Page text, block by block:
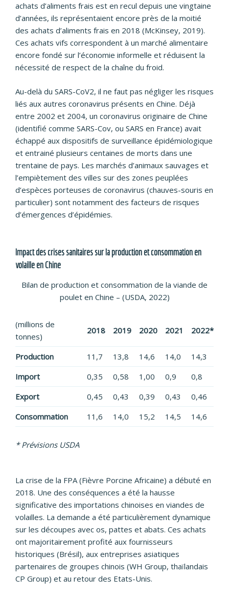
achats d’aliments frais est en recul depuis une vingtaine
d’années, ils représentaient encore près de la moitié
des achats d’aliments frais en 2018 (McKinsey, 2019).
Ces achats vifs correspondent à un marché alimentaire
encore fondé sur l’économie informelle et réduisent la
nécessité de respect de la chaîne du froid.
Au-delà du SARS-CoV2, il ne faut pas négliger les risques
liés aux autres coronavirus présents en Chine. Déjà
entre 2002 et 2004, un coronavirus originaire de Chine
(identifié comme SARS-Cov, ou SARS en France) avait
échappé aux dispositifs de surveillance épidémiologique
et entrainé plusieurs centaines de morts dans une
trentaine de pays. Les marchés d’animaux sauvages et
l’empiètement des villes sur des zones peuplées
d’espèces porteuses de coronavirus (chauves-souris en
particulier) sont notamment des facteurs de risques
d’émergences d’épidémies.
Impact des crises sanitaires sur la production et consommation en
volaille en Chine
Bilan de production et consommation de la viande de
poulet en Chine – (USDA, 2022)
(millions de
tonnes)
2018 2019 2020 2021 2022*
Production 11,7 13,8 14,6 14,0
14,3
Import
0,35 0,58 1,00 0,9
0,8
Export
0,45 0,43 0,39 0,43
0,46
Consommation
11,6 14,0 15,2 14,5 14,6
* Prévisions USDA
La crise de la FPA (Fièvre Porcine Africaine) a débuté en
2018. Une des conséquences a été la hausse
significative des importations chinoises en viandes de
volailles. La demande a été particulièrement dynamique
sur les découpes avec os, pattes et abats. Ces achats
ont majoritairement profité aux fournisseurs
historiques (Brésil), aux entreprises asiatiques
partenaires de groupes chinois (WH Group, thaïlandais
CP Group) et au retour des Etats-Unis.